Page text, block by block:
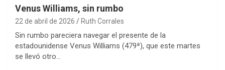
Venus Williams, sin rumbo
22 de abril de 2026 Ruth Corrales
Sin rumbo pareciera navegar el presente de la
estadounidense Venus Williams (479ª), que este martes
se llevó otro…